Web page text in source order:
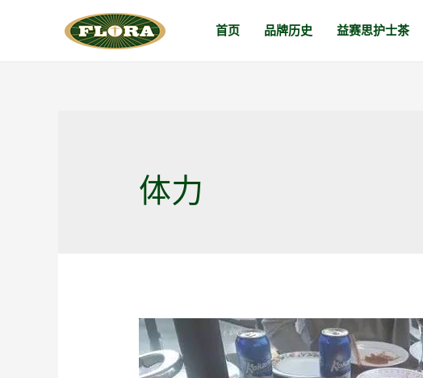
首页 品牌历史 益赛思护士茶
体力